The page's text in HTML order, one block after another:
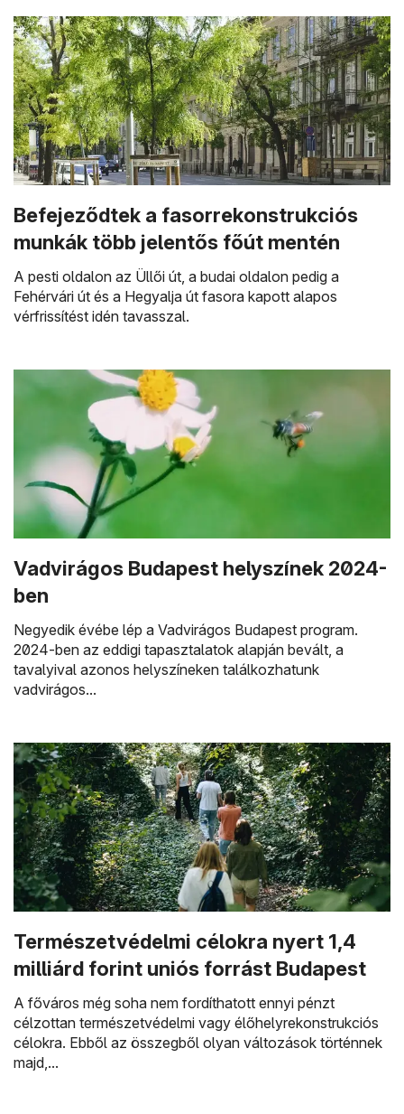
Befejeződtek a fasorrekonstrukciós
munkák több jelentős főút mentén
A pesti oldalon az Üllői út, a budai oldalon pedig a
Fehérvári út és a Hegyalja út fasora kapott alapos
vérfrissítést idén tavasszal.
Vadvirágos Budapest helyszínek 2024-
ben
Negyedik évébe lép a Vadvirágos Budapest program.
2024-ben az eddigi tapasztalatok alapján bevált, a
tavalyival azonos helyszíneken találkozhatunk
vadvirágos...
Természetvédelmi célokra nyert 1,4
milliárd forint uniós forrást Budapest
A főváros még soha nem fordíthatott ennyi pénzt
célzottan természetvédelmi vagy élőhelyrekonstrukciós
célokra. Ebből az összegből olyan változások történnek
majd,...